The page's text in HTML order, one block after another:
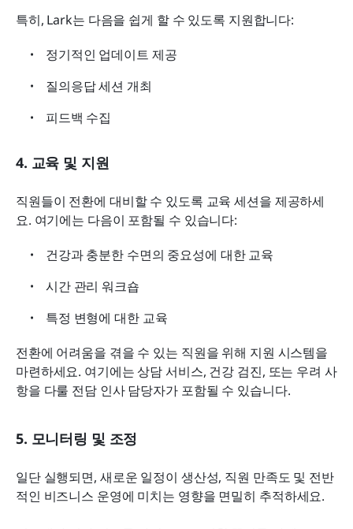
특히, Lark는 다음을 쉽게 할 수 있도록 지원합니다:
정기적인 업데이트 제공
질의응답 세션 개최
피드백 수집
4. 교육 및 지원
직원들이 전환에 대비할 수 있도록 교육 세션을 제공하세
요. 여기에는 다음이 포함될 수 있습니다:
건강과 충분한 수면의 중요성에 대한 교육
시간 관리 워크숍
특정 변형에 대한 교육
전환에 어려움을 겪을 수 있는 직원을 위해 지원 시스템을
마련하세요. 여기에는 상담 서비스, 건강 검진, 또는 우려 사
항을 다룰 전담 인사 담당자가 포함될 수 있습니다.
5. 모니터링 및 조정
일단 실행되면, 새로운 일정이 생산성, 직원 만족도 및 전반
적인 비즈니스 운영에 미치는 영향을 면밀히 추적하세요.